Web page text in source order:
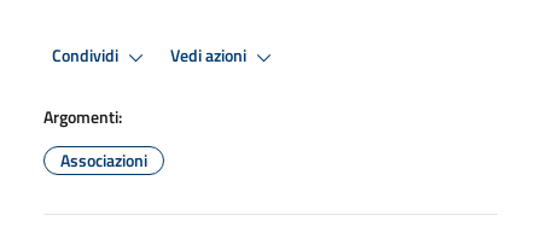
Condividi Vedi azioni
Argomenti:
Associazioni